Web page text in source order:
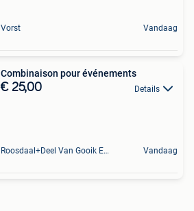
Vorst Vandaag
Combinaison pour événements
€ 25,00 Details
Roosdaal+Deel Van Gooik En Sint-Kwintens-Lennik Vandaag